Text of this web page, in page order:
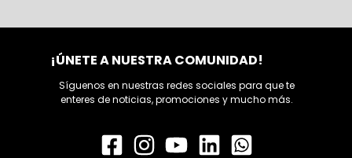
¡ÚNETE A NUESTRA COMUNIDAD!
Síguenos en nuestras redes sociales para que te
enteres de noticias, promociones y mucho más.